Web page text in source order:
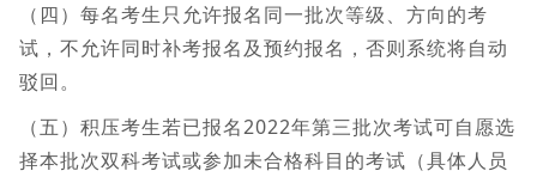
（四）每名考生只允许报名同一批次等级、方向的考
试，不允许同时补考报名及预约报名，否则系统将自动
驳回。
（五）积压考生若已报名2022年第三批次考试可自愿选
择本批次双科考试或参加未合格科目的考试（具体人员